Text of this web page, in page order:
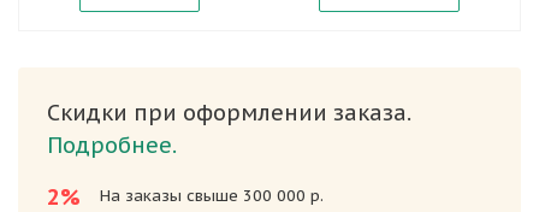
Скидки при оформлении заказа.
Подробнее.
2%
На заказы свыше 300 000 р.